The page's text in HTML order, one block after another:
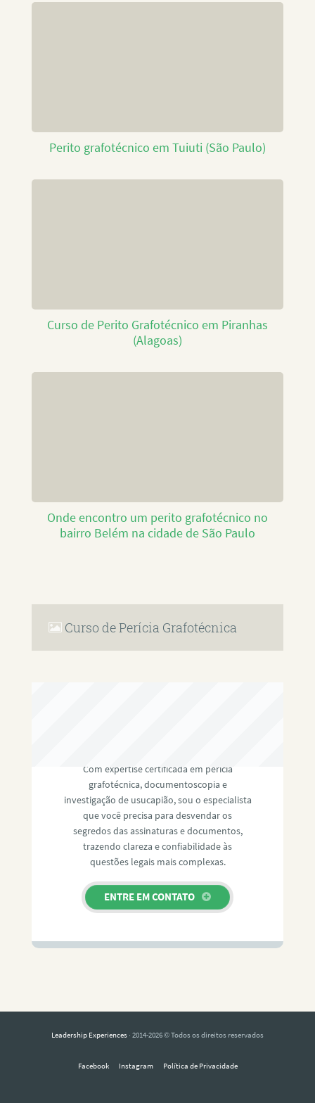
Perito grafotécnico em Tuiuti (São Paulo)
Curso de Perito Grafotécnico em Piranhas
(Alagoas)
Onde encontro um perito grafotécnico no
bairro Belém na cidade de São Paulo
Curso de Perícia Grafotécnica
Com expertise certificada em perícia
grafotécnica, documentoscopia e
investigação de usucapião, sou o especialista
que você precisa para desvendar os
segredos das assinaturas e documentos,
trazendo clareza e confiabilidade às
questões legais mais complexas.
ENTRE EM CONTATO
Leadership Experiences · 2014-2026 © Todos os direitos reservados
Facebook Instagram Política de Privacidade